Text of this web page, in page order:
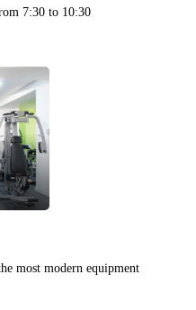
7:30 to 10:30
most modern equipment